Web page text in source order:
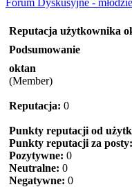
Forum Dyskusyjne -
Reputacja użytkownika
Podsumowanie
oktan
(Member)
Reputacja: 0
Punkty reputacji od
Punkty reputacji za
Pozytywne: 0
Neutralne: 0
Negatywne: 0